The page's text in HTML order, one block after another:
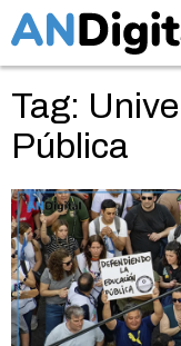
Tag:
Pública